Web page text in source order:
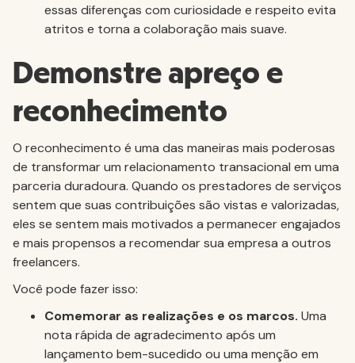
essas diferenças com curiosidade e respeito evita
atritos e torna a colaboração mais suave.
Demonstre apreço e
reconhecimento
O reconhecimento é uma das maneiras mais poderosas
de transformar um relacionamento transacional em uma
parceria duradoura. Quando os prestadores de serviços
sentem que suas contribuições são vistas e valorizadas,
eles se sentem mais motivados a permanecer engajados
e mais propensos a recomendar sua empresa a outros
freelancers.
Você pode fazer isso:
Comemorar as realizações e os marcos. Uma
nota rápida de agradecimento após um
lançamento bem-sucedido ou uma menção em